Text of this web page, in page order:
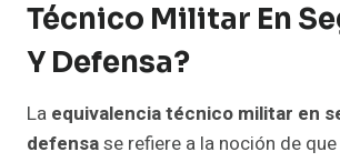
Técnico Militar En
Y Defensa?
La equivalencia técnico militar en
defensase refiere a la noción de